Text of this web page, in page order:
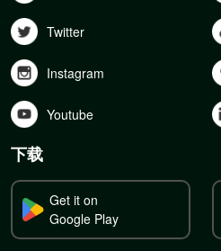
Twitter
Instagram
Youtube
下载
Get it on
Google Play